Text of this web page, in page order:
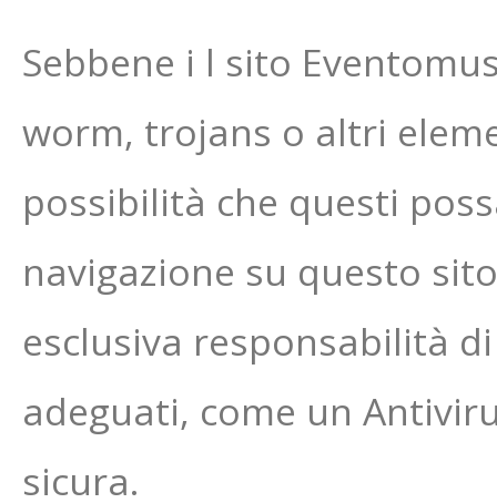
Sebbene i l sito
worm, trojans o altri
possibilità che questi
navigazione su questo
esclusiva responsabilità
adeguati, come un
sicura.